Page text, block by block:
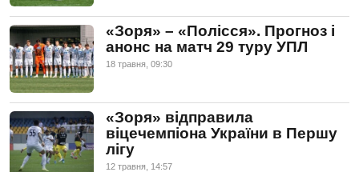
«Зоря» – «Полісся». Прогноз і
анонс на матч 29 туру УПЛ
18 травня, 09:30
«Зоря» відправила
віцечемпіона України в Першу
лігу
12 травня, 14:57